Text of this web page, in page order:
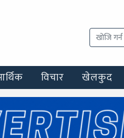
विचार खेलकुद